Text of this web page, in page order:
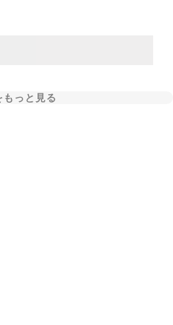
もっと見る